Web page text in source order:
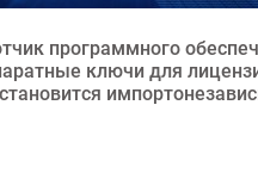
программного
ключи для